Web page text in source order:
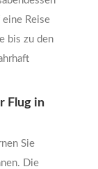
Reise
bis zu den
Flug in
Sie
Die